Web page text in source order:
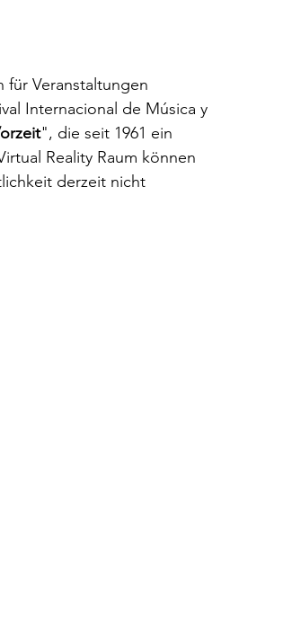
für Veranstaltungen
Internacional de Música y
", die seit 1961 ein
Reality Raum können
derzeit nicht